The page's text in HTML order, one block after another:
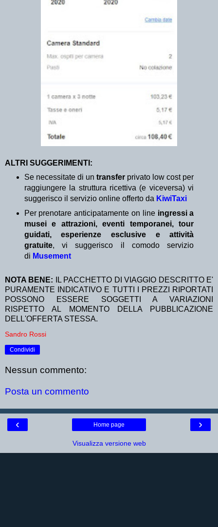
ALTRI SUGGERIMENTI:
Se necessitate di un transfer privato low cost per
raggiungere la struttura ricettiva (e viceversa) vi
suggerisco il servizio online offerto da KiwiTaxi
Per prenotare anticipatamente on line ingressi a
musei e attrazioni, eventi temporanei, tour
guidati, esperienze esclusive e attività
gratuite, vi suggerisco il comodo servizio
di Musement
NOTA BENE:
IL PACCHETTO DI VIAGGIO DESCRITTO E'
PURAMENTE INDICATIVO E TUTTI I PREZZI RIPORTATI
POSSONO ESSERE SOGGETTI A VARIAZIONI
RISPETTO AL MOMENTO DELLA PUBBLICAZIONE
DELL'OFFERTA STESSA.
Sandro Rossi
Condividi
Nessun commento:
Posta un commento
‹ ›
Home page
Visualizza versione web